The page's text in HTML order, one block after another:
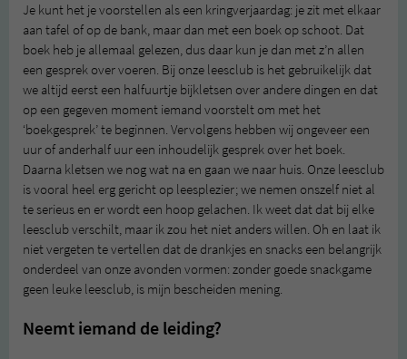
Je kunt het je voorstellen als een kringverjaardag: je zit met elkaar
aan tafel of op de bank, maar dan met een boek op schoot. Dat
boek heb je allemaal gelezen, dus daar kun je dan met z’n allen
een gesprek over voeren. Bij onze leesclub is het gebruikelijk dat
we altijd eerst een halfuurtje bijkletsen over andere dingen en dat
op een gegeven moment iemand voorstelt om met het
‘boekgesprek’ te beginnen. Vervolgens hebben wij ongeveer een
uur of anderhalf uur een inhoudelijk gesprek over het boek.
Daarna kletsen we nog wat na en gaan we naar huis. Onze leesclub
is vooral heel erg gericht op leesplezier; we nemen onszelf niet al
te serieus en er wordt een hoop gelachen. Ik weet dat dat bij elke
leesclub verschilt, maar ik zou het niet anders willen. Oh en laat ik
niet vergeten te vertellen dat de drankjes en snacks een belangrijk
onderdeel van onze avonden vormen: zonder goede snackgame
geen leuke leesclub, is mijn bescheiden mening.
Neemt iemand de leiding?